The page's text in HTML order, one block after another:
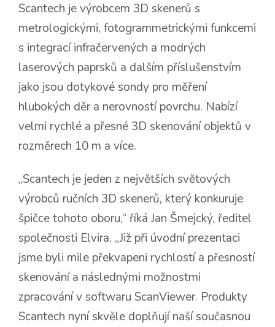
Scantech je výrobcem 3D skenerů s
metrologickými, fotogrammetrickými funkcemi
s integrací infračervených a modrých
laserových paprsků a dalším příslušenstvím
jako jsou dotykové sondy pro měření
hlubokých děr a nerovností povrchu. Nabízí
velmi rychlé a přesné 3D skenování objektů v
rozměrech 10 m a více.
„Scantech je jeden z největších světových
výrobců ručních 3D skenerů, který konkuruje
špičce tohoto oboru,“ říká Jan Šmejcký, ředitel
společnosti Elvira. „Již při úvodní prezentaci
jsme byli mile překvapeni rychlostí a přesností
skenování a následnými možnostmi
zpracování v softwaru ScanViewer. Produkty
Scantech nyní skvěle doplňují naší současnou